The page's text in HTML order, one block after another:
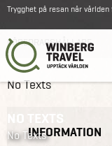
Trygghet på resan när
NO TEXTS
No Texts
FÖREDRAGSHÅLLARE
Reseföredrag Resekvällar
No Texts
INFORMATION